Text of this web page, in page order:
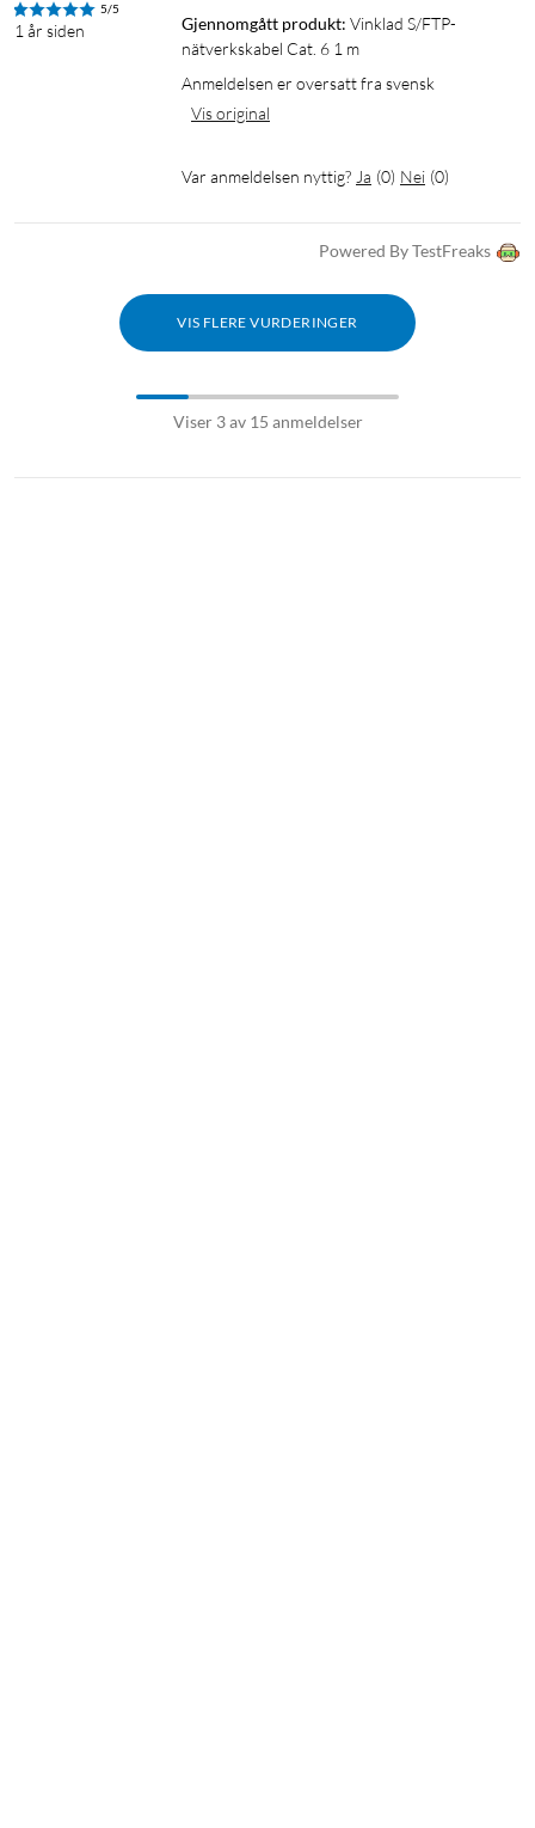
5/5
1 år siden Gjennomgått produkt: Vinklad S/FTP-
nätverkskabel Cat. 6 1 m
Anmeldelsen er oversatt fra svensk
Vis original
Var anmeldelsen nyttig? Ja (0) Nei (0)
Powered By TestFreaks
VIS FLERE VURDERINGER
Viser 3 av 15 anmeldelser